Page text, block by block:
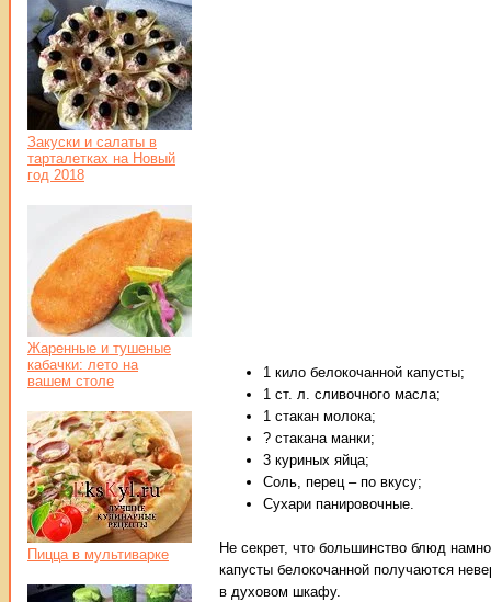
1 кило белокочанной капусты;
1 ст. л. сливочного масла;
1 стакан молока;
? стакана манки;
3 куриных яйца;
Соль, перец – по вкусу;
Сухари панировочные.
Не секрет, что большинство блюд
капусты белокочанной получаются
в духовом шкафу.
Закуски и салаты в
тарталетках на Новый
год 2018
Жаренные и тушеные
кабачки: лето на
вашем столе
Пицца в мультиварке